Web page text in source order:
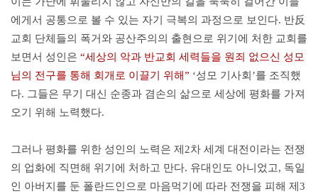
에게서 공통으로 볼 수 있는 자기 극복의 과정으로 보인다. 반反
교회 단체들의 폭거와 공산주의의 출현으로 위기에 처한 교회를
보면서 성인은 “세상의 악과 반교회 세력들을 원죄 없으신 성모
님의 전구를 통해 회개로 이끌기 위해” ‘성모 기사회’를 조직했
다. 그들은 무기 대신 순종과 겸손의 삶으로 세상에 평화를 가져
오기 위해 노력했다.
그러나 평화를 위한 성인의 노력은 제2차 세계 대전이라는 전쟁
의 업화에 직면해 위기에 처하고 만다. 유대인도 아니었고, 독일
인 아버지를 둔 폴란드인으로 마음먹기에 따라 전쟁을 피해 제3